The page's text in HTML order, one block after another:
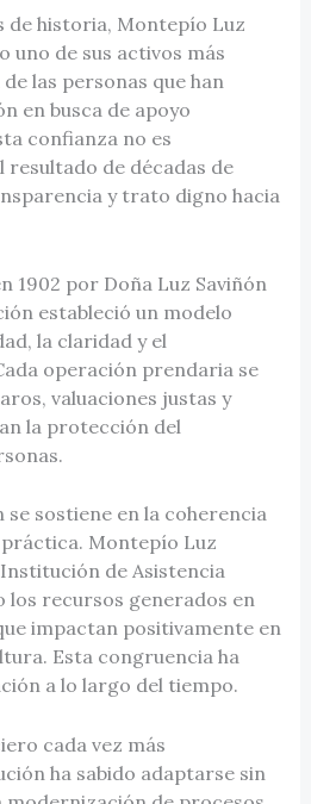
de historia, Montepío Luz
uno de sus activos más
las personas que han
en busca de apoyo
confianza no es
resultado de décadas de
y trato digno hacia
1902 por Doña Luz Saviñón
estableció un modelo
la claridad y el
operación prendaria se
valuaciones justas y
la protección del
sostiene en la coherencia
Montepío Luz
de Asistencia
los recursos generados en
impactan positivamente en
Esta congruencia ha
a lo largo del tiempo.
cada vez más
ha sabido adaptarse sin